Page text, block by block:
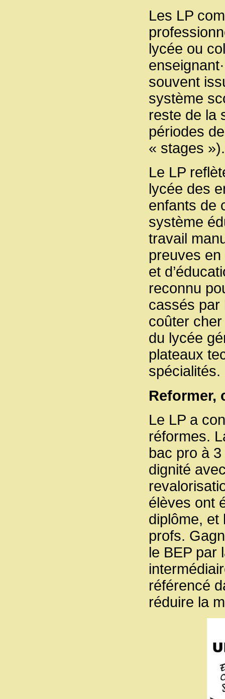
Les LP
lycée ou
souvent
système
reste de la
périodes
« stages »).
Le LP
lycée des
enfants de
système
travail
preuves en
et
reconnu
cassés par
coûter
du lycée
plateaux
spécialités.
Reformer,
Le LP a
réformes.
bac pro à
dignité
élèves ont
diplôme, et
profs.
le BEP par
référencé
réduire la